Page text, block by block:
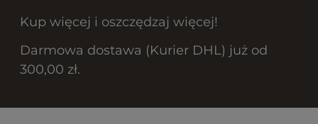
Kup więcej i oszczędzaj więcej!
Darmowa dostawa (Kurier DHL) już od
300,00 zł.